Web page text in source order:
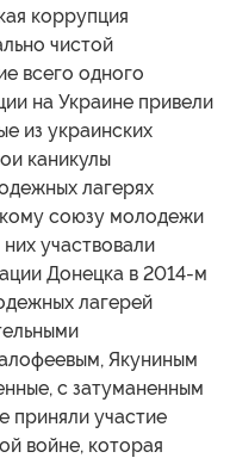
коррупция
чистой
всего одного
на Украине привели
из украинских
каникулы
лагерях
союзу молодежи
участвовали
Донецка в 2014-м
лагерей
Якуниным
с затуманенным
приняли участие
войне, которая